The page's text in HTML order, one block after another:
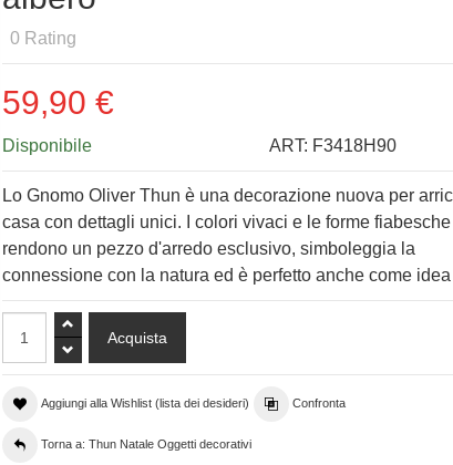
0 Rating
59,90 €
Disponibile ART: F3418H90
Lo Gnomo Oliver Thun è una decorazione nuova per
casa con dettagli unici. I colori vivaci e le forme
rendono un pezzo d'arredo esclusivo, simboleggia la
connessione con la natura ed è perfetto anche come
Aggiungi alla Wishlist (lista dei desideri) Confronta
Torna a: Thun Natale Oggetti decorativi